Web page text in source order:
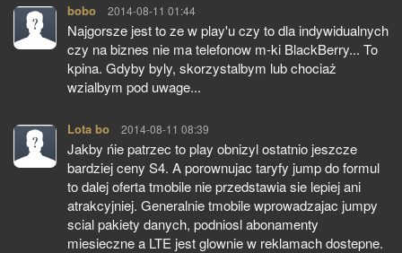
bobo pisze:
2014-08-11 01:44
Najgorsze jest to ze w play'u czy to dla indywidualnych
czy na biznes nie ma telefonow m-ki BlackBerry... To
kpina. Gdyby byly, skorzystalbym lub chociaż
wzialbym pod uwage...
Lota bo pisze:
2014-08-11 08:39
Jakby ńie patrzec to play obnizyl ostatnio jeszcze
bardziej ceny S4. A porownujac taryfy jump do formul
to dalej oferta tmobile nie przedstawia sie lepiej ani
atrakcyjniej. Generalnie tmobile wprowadzajac jumpy
scial pakiety danych, podniosl abonamenty
miesieczne a LTE jest glownie w reklamach dostepne.